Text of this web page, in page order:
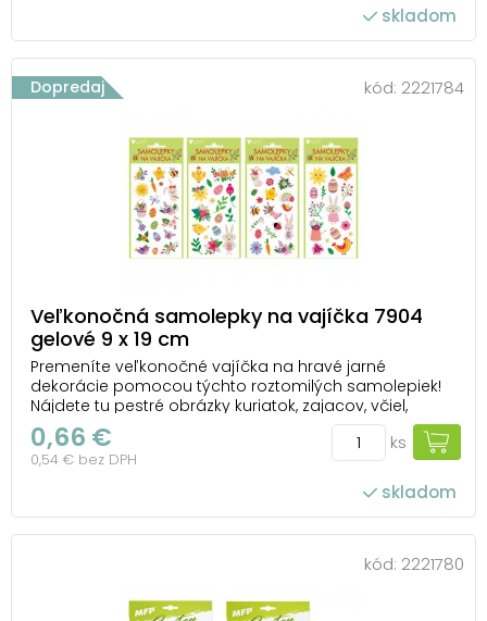
skladom
Dopredaj kód: 2221784
Veľkonočná samolepky na vajíčka 7904
gelové 9 x 19 cm
Premeníte veľkonočné vajíčka na hravé jarné
dekorácie pomocou týchto roztomilých samolepiek!
Nájdete tu pestré obrázky kuriatok, zajacov, včiel,
vtáčikov, slniečok, farebných kvetov a samozrejme
kraslíc. Skvelý spôsob, ako dodať svojim vajíčkam
štipku jarného kúzla a originality. Zábava pre...
0,66 €
0,54 € bez DPH
ks
skladom
kód: 2221780